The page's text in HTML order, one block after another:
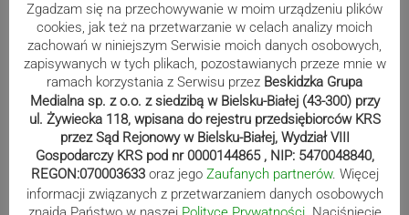
Biało-zieloni nadal niepokonani.
Rekord – Stal 3:1 | ZDJĘCIA
Mistrzowie świata z MCK Żywiec!
ZDJĘCIA
Zgadzam się na przechowywanie w moim urządzeniu plików
cookies, jak też na przetwarzanie w celach analizy moich
zachowań w niniejszym Serwisie moich danych osobowych,
zapisywanych w tych plikach, pozostawianych przeze mnie w
ramach korzystania z Serwisu przez Beskidzka Grupa
Medialna sp. z o.o. z siedzibą w Bielsku-Białej (43-300) przy
ul. Żywiecka 118, wpisana do rejestru przedsiębiorców KRS
przez Sąd Rejonowy w Bielsku-Białej, Wydział VIII
Gospodarczy KRS pod nr 0000144865 , NIP: 5470048840,
REGON:070003633 oraz jego Zaufanych partnerów. Więcej
informacji związanych z przetwarzaniem danych osobowych